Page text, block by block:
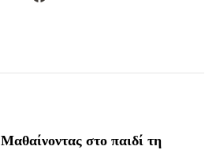
Μαθαίνοντας στο παιδί τη